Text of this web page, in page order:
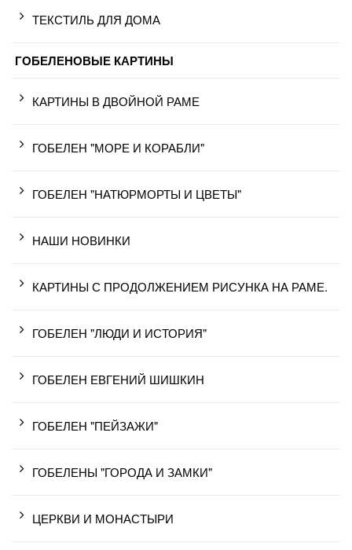
ТЕКСТИЛЬ ДЛЯ ДОМА
ГОБЕЛЕНОВЫЕ КАРТИНЫ
КАРТИНЫ В ДВОЙНОЙ РАМЕ
ГОБЕЛЕН "МОРЕ И КОРАБЛИ"
ГОБЕЛЕН "НАТЮРМОРТЫ И ЦВЕТЫ"
НАШИ НОВИНКИ
КАРТИНЫ С ПРОДОЛЖЕНИЕМ РИСУНКА НА РАМЕ.
ГОБЕЛЕН "ЛЮДИ И ИСТОРИЯ"
ГОБЕЛЕН ЕВГЕНИЙ ШИШКИН
ГОБЕЛЕН "ПЕЙЗАЖИ"
ГОБЕЛЕНЫ "ГОРОДА И ЗАМКИ"
ЦЕРКВИ И МОНАСТЫРИ